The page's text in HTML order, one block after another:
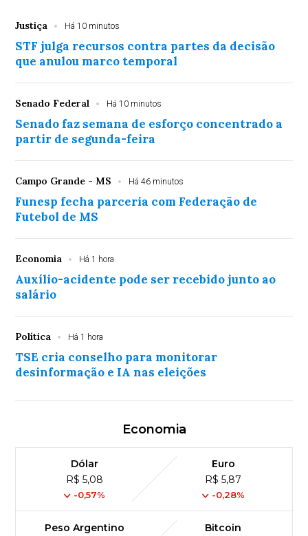
Justiça Há 10 minutos
STF julga recursos contra partes da decisão
que anulou marco temporal
Senado Federal Há 10 minutos
Senado faz semana de esforço concentrado a
partir de segunda-feira
Campo Grande - MS Há 46 minutos
Funesp fecha parceria com Federação de
Futebol de MS
Economia Há 1 hora
Auxílio-acidente pode ser recebido junto ao
salário
Política Há 1 hora
TSE cria conselho para monitorar
desinformação e IA nas eleições
Economia
Dólar
R$ 5,08
-0,57%
Euro
R$ 5,87
-0,28%
Peso Argentino
Bitcoin